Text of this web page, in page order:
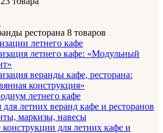
ресторана 8 товаров
летнего кафе
летнего кафе: «Модульный
веранды кафе, ресторана:
конструкция»
летнего кафе
летних веранд кафе и ресторанов
маркизы, навесы
для летних кафе и